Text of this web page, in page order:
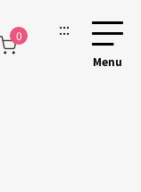
0 :::